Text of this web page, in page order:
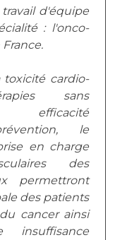
des soins
d'équipe
: l'onco-
cardio-
sans
efficacité
le
en charge
des
permettront
des patients
cancer ainsi
insuffisance